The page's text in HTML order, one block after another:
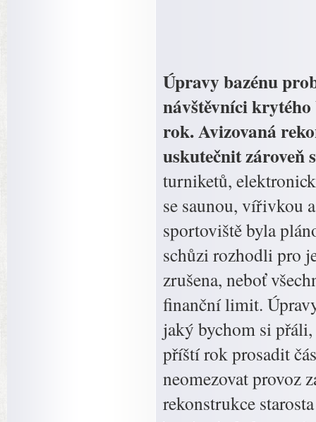
Úpravy bazénu
návštěvníci
rok. Avizovaná
uskutečnit zároveň
turniketů,
se saunou, vířivkou
sportoviště byla
schůzi rozhodli pro
zrušena, neboť
finanční limit.
jaký bychom si přáli,
příští rok prosadit
neomezovat provoz
rekonstrukce